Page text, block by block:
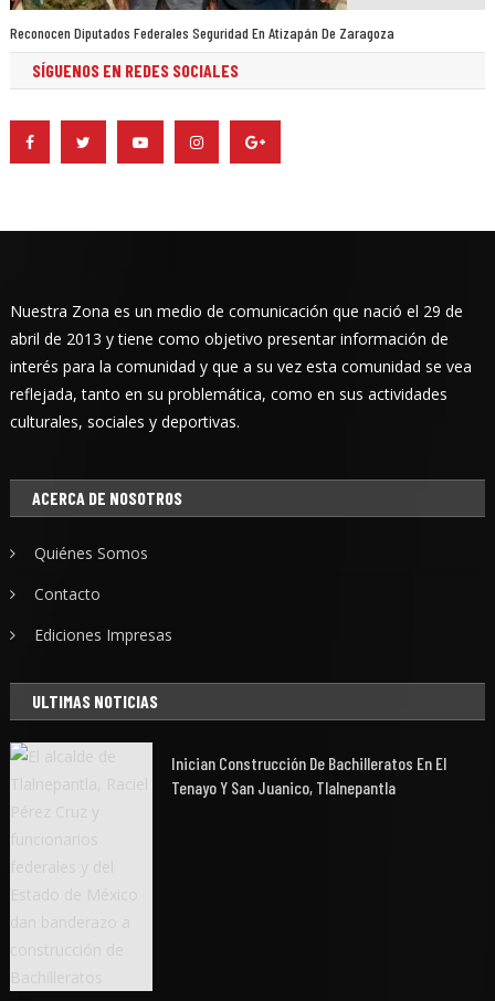
Reconocen Diputados Federales Seguridad En Atizapán De Zaragoza
SÍGUENOS EN REDES SOCIALES
Nuestra Zona es un medio de comunicación que nació el 29 de
abril de 2013 y tiene como objetivo presentar información de
interés para la comunidad y que a su vez esta comunidad se vea
reflejada, tanto en su problemática, como en sus actividades
culturales, sociales y deportivas.
ACERCA DE NOSOTROS
Quiénes Somos
Contacto
Ediciones Impresas
ULTIMAS NOTICIAS
Inician Construcción De Bachilleratos En El
Tenayo Y San Juanico, Tlalnepantla